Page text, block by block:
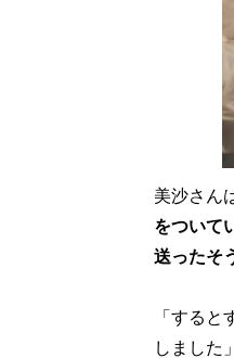
美沙さん
をついて
送ったそ
「する
しました」